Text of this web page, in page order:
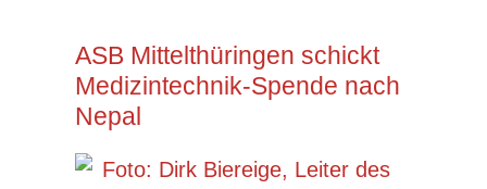
ASB Mittelthüringen schickt
Medizintechnik-Spende nach
Nepal